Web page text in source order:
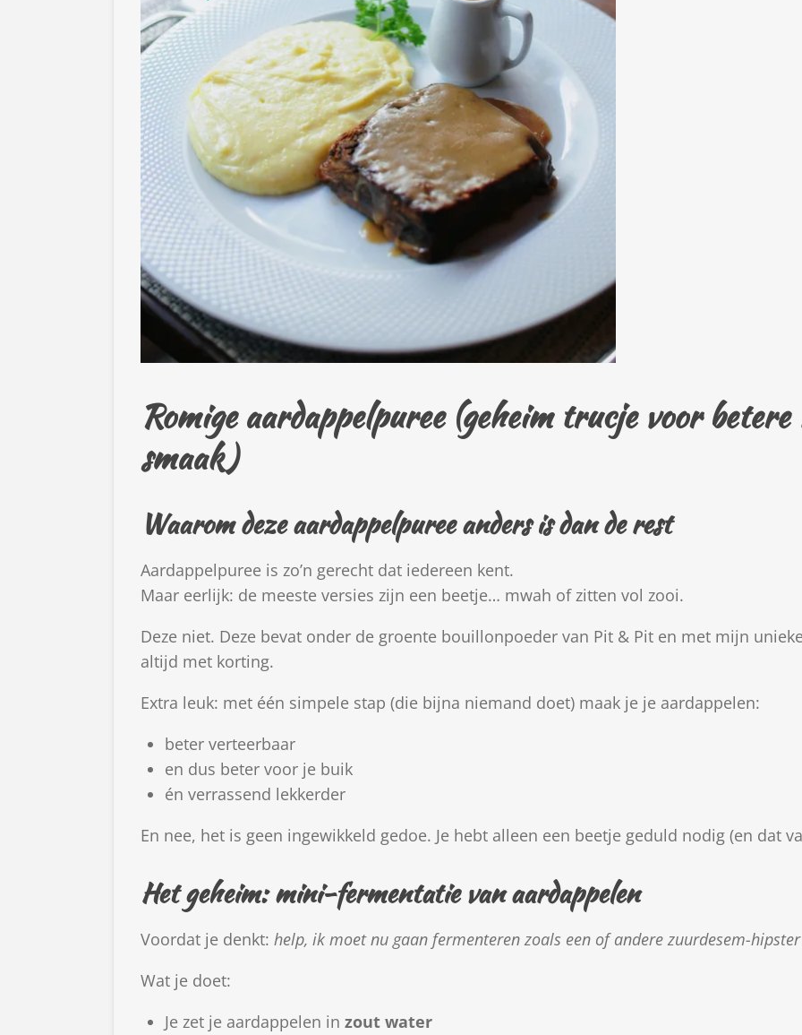
Romige aardappelpuree (geheim trucje voor
smaak)
Waarom deze aardappelpuree anders is dan de rest
Aardappelpuree is zo’n gerecht dat iedereen kent.
Maar eerlijk: de meeste versies zijn een beetje… mwah of zitten vol zooi.
Deze niet. Deze bevat onder de groente bouillonpoeder van Pit & Pit en met mijn
altijd met korting.
Extra leuk: met één simpele stap (die bijna niemand doet) maak je je aardappelen:
beter verteerbaar
en dus beter voor je buik
én verrassend lekkerder
En nee, het is geen ingewikkeld gedoe. Je hebt alleen een beetje geduld nodig (en dat
Het geheim: mini-fermentatie van aardappelen
Voordat je denkt: help, ik moet nu gaan fermenteren zoals een of andere zuurdesem-hipster
Wat je doet:
Je zet je aardappelen in zout water